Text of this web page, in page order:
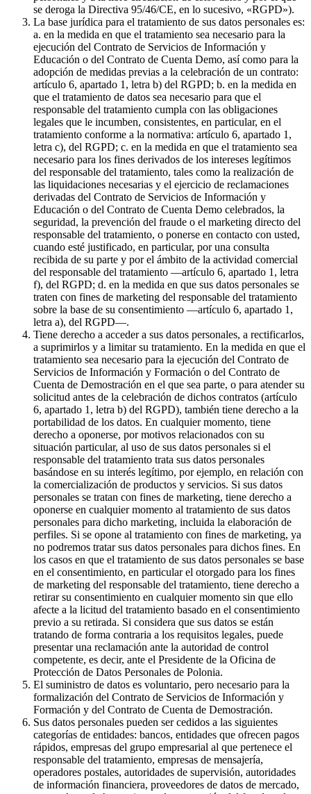
se deroga la Directiva 95/46/CE, en lo sucesivo, «RGPD»).
La base jurídica para el tratamiento de sus datos personales es:
a. en la medida en que el tratamiento sea necesario para la
ejecución del Contrato de Servicios de Información y
Educación o del Contrato de Cuenta Demo, así como para la
adopción de medidas previas a la celebración de un contrato:
artículo 6, apartado 1, letra b) del RGPD; b. en la medida en
que el tratamiento de datos sea necesario para que el
responsable del tratamiento cumpla con las obligaciones
legales que le incumben, consistentes, en particular, en el
tratamiento conforme a la normativa: artículo 6, apartado 1,
letra c), del RGPD; c. en la medida en que el tratamiento sea
necesario para los fines derivados de los intereses legítimos
del responsable del tratamiento, tales como la realización de
las liquidaciones necesarias y el ejercicio de reclamaciones
derivadas del Contrato de Servicios de Información y
Educación o del Contrato de Cuenta Demo celebrados, la
seguridad, la prevención del fraude o el marketing directo del
responsable del tratamiento, o ponerse en contacto con usted,
cuando esté justificado, en particular, por una consulta
recibida de su parte y por el ámbito de la actividad comercial
del responsable del tratamiento —artículo 6, apartado 1, letra
f), del RGPD; d. en la medida en que sus datos personales se
traten con fines de marketing del responsable del tratamiento
sobre la base de su consentimiento —artículo 6, apartado 1,
letra a), del RGPD—.
Tiene derecho a acceder a sus datos personales, a rectificarlos,
a suprimirlos y a limitar su tratamiento. En la medida en que el
tratamiento sea necesario para la ejecución del Contrato de
Servicios de Información y Formación o del Contrato de
Cuenta de Demostración en el que sea parte, o para atender su
solicitud antes de la celebración de dichos contratos (artículo
6, apartado 1, letra b) del RGPD), también tiene derecho a la
portabilidad de los datos. En cualquier momento, tiene
derecho a oponerse, por motivos relacionados con su
situación particular, al uso de sus datos personales si el
responsable del tratamiento trata sus datos personales
basándose en su interés legítimo, por ejemplo, en relación con
la comercialización de productos y servicios. Si sus datos
personales se tratan con fines de marketing, tiene derecho a
oponerse en cualquier momento al tratamiento de sus datos
personales para dicho marketing, incluida la elaboración de
perfiles. Si se opone al tratamiento con fines de marketing, ya
no podremos tratar sus datos personales para dichos fines. En
los casos en que el tratamiento de sus datos personales se base
en el consentimiento, en particular el otorgado para los fines
de marketing del responsable del tratamiento, tiene derecho a
retirar su consentimiento en cualquier momento sin que ello
afecte a la licitud del tratamiento basado en el consentimiento
previo a su retirada. Si considera que sus datos se están
tratando de forma contraria a los requisitos legales, puede
presentar una reclamación ante la autoridad de control
competente, es decir, ante el Presidente de la Oficina de
Protección de Datos Personales de Polonia.
El suministro de datos es voluntario, pero necesario para la
formalización del Contrato de Servicios de Información y
Formación y del Contrato de Cuenta de Demostración.
Sus datos personales pueden ser cedidos a las siguientes
categorías de entidades: bancos, entidades que ofrecen pagos
rápidos, empresas del grupo empresarial al que pertenece el
responsable del tratamiento, empresas de mensajería,
operadores postales, autoridades de supervisión, autoridades
de información financiera, proveedores de datos de mercado,